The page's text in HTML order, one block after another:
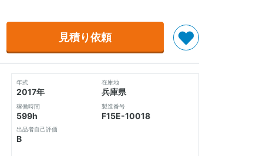
見積り依頼
年式
2017年
稼働時間
599h
出品者自己評価
B
在庫地
兵庫県
製造番号
F15E-10018